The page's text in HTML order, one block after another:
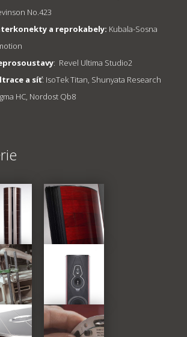
No.423
a reprokabely: Kubala-Sosna
: Revel Ultima Studio2
a síť: IsoTek Titan, Shunyata Research
HC, Nordost Qb8